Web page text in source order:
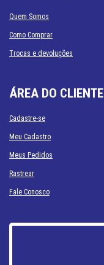
Quem Somos
Como Comprar
Trocas e devoluções
ÁREA DO CLIENTE
Cadastre-se
Meu Cadastro
Meus Pedidos
Rastrear
Fale Conosco